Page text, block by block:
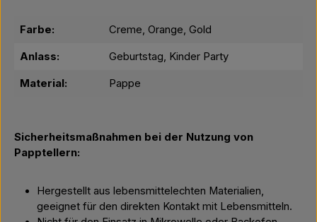
Farbe: Creme, Orange, Gold
Anlass: Geburtstag, Kinder Party
Material: Pappe
Sicherheitsmaßnahmen bei der Nutzung von
Papptellern:
Hergestellt aus lebensmittelechten Materialien,
geeignet für den direkten Kontakt mit Lebensmitteln.